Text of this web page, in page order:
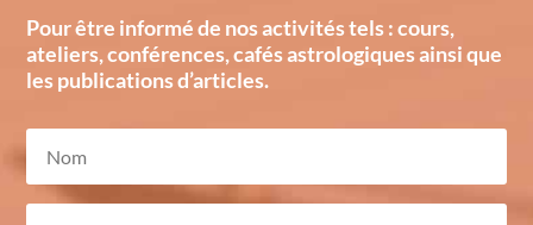
Pour être informé de nos activités tels : cours,
ateliers, conférences, cafés astrologiques ainsi que
les publications d’articles.